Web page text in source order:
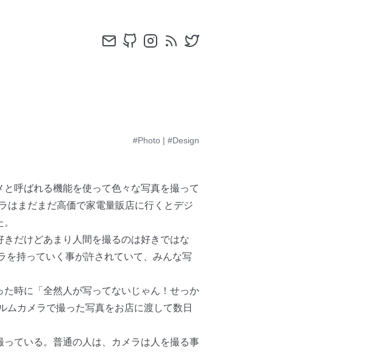
#Photo | #Design
呼ばれる機能を使って色々な写真を撮って
はまだまだ高価で家電量販店に行くとデジ
だけどあまり人間を撮るのは好きではな
を持っていく事が許されていて、みんな写
時に「全然人が写ってないじゃん！せっか
ムカメラで撮った写真をお店に渡して数日
ている。普通の人は、カメラは人を撮る事